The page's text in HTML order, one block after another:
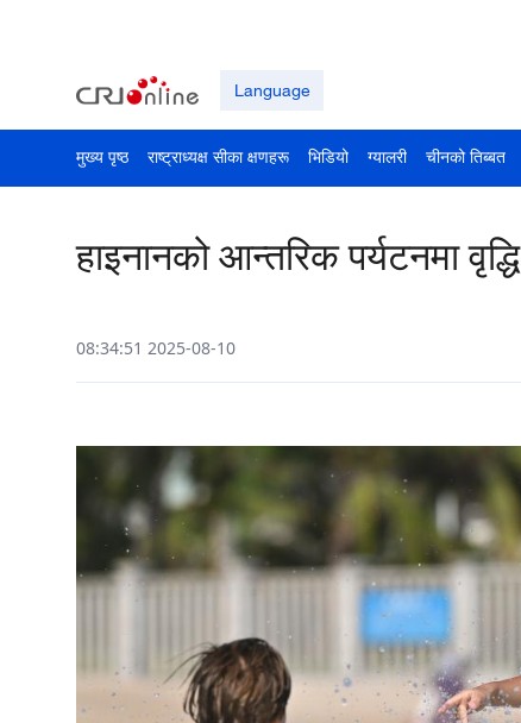
Language
मुख्य पृष्ठ राष्ट्राध्यक्ष सीका क्षणहरू भिडियो ग्यालरी चीनको तिब्बत
हाइनानको आन्तरिक पर्यटनमा वृद्धि
08:34:51 2025-08-10